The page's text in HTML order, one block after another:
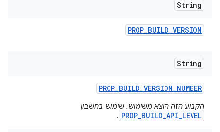
String
PROP_BUILD_VERSION
String
PROP_BUILD_VERSION_NUMBER
הקבוע הזה הוצא משימוש. שימוש בחשבון
PROP_BUILD_API_LEVEL
.